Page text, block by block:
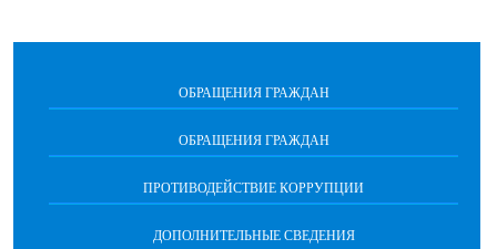
ОБРАЩЕНИЯ ГРАЖДАН
ОБРАЩЕНИЯ ГРАЖДАН
ПРОТИВОДЕЙСТВИЕ КОРРУПЦИИ
ДОПОЛНИТЕЛЬНЫЕ СВЕДЕНИЯ